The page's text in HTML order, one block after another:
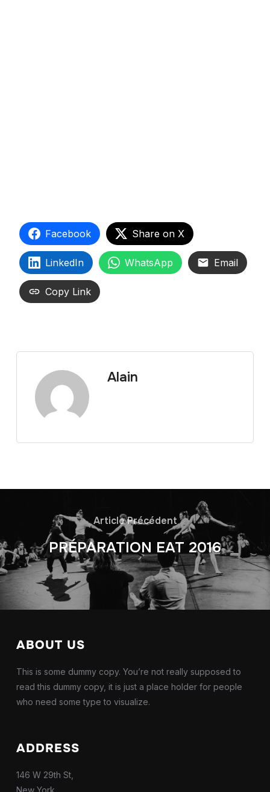
Facebook Share on X
LinkedIn WhatsApp Email
Copy Link
Alain
Article Précédent
PRÉPARATION EAT 2016
ABOUT US
This is some dummy copy. You’re not really supposed to
read this dummy copy, it is just a place holder for people
who need some type to visualize.
ADDRESS
146 W 29th St,
New York,